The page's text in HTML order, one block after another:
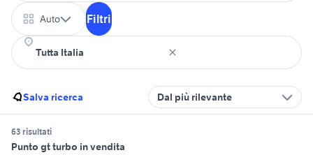
Auto Filtri
Salva ricerca Dal più rilevante
63 risultati
Punto gt turbo in vendita